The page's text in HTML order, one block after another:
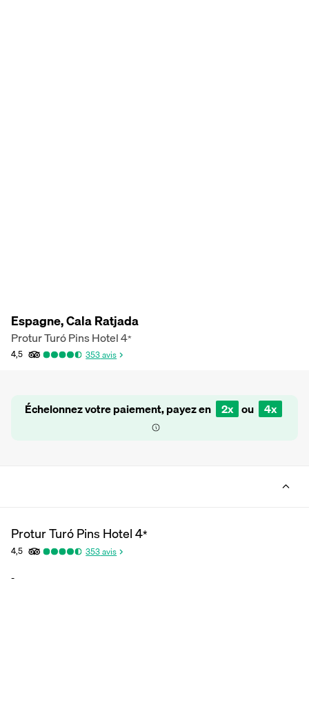
Espagne, Cala Ratjada
Protur Turó Pins Hotel4*
4,5 353avis
Échelonnez votre paiement, payez en 2x ou 4x
Protur Turó Pins Hotel4*
4,5 353avis
-